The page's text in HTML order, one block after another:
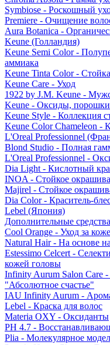
Symbiose - Роскошный
Premiere - Очищение
Aura Botanica -
Keune (Голландия)
Keune Semi Color -
аммиака
Keune Tinta Color -
Keune Care - Уход
1922 by J.M. Keune -
Keune - Оксиды, порошки
Keune Style - Коллекция
Keune Color Chameleon -
L'Oreal Professionnel
Blond Studio - Полная
L'Oreal Professionnel -
Dia Light - Кислотный
INOA - Стойкое
Majirel - Стойкое
Dia Color - Краситель-
Lebel (Япония)
Дополнительные
Cool Orange - Уход за
Natural Hair - На основе
Estessimo Celcert -
кожей головы
Infinity Aurum Salon Care
"Абсолютное счастье"
IAU Infinity Aurum -
Lebel - Краска для волос
Materia OXY - Оксиданты
PH 4.7 -
Plia - Молекулярное